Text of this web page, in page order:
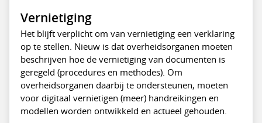
Vernietiging
Het blijft verplicht om van vernietiging een verklaring
op te stellen. Nieuw is dat overheidsorganen moeten
beschrijven hoe de vernietiging van documenten is
geregeld (procedures en methodes). Om
overheidsorganen daarbij te ondersteunen, moeten
voor digitaal vernietigen (meer) handreikingen en
modellen worden ontwikkeld en actueel gehouden.